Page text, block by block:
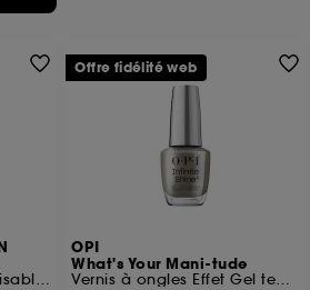
Faux cils légers et réutilisables
OPI
What's Your Mani-tude
Vernis à ongles Effet Gel tenue jusqu'à 11 jours
Offre fidélité web